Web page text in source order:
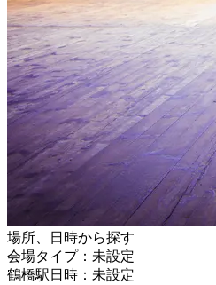
場所、日時から探す
会場タイプ：未設定
鶴橋駅日時：未設定